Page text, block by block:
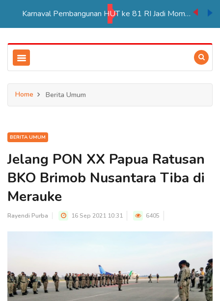
Karnaval Pembangunan HUT ke 81 RI Jadi Momentum Perkuat Persatuan di Merauke
Home Berita Umum
BERITA UMUM
Jelang PON XX Papua Ratusan
BKO Brimob Nusantara Tiba di
Merauke
Rayendi Purba 16 Sep 2021 10:31 6405